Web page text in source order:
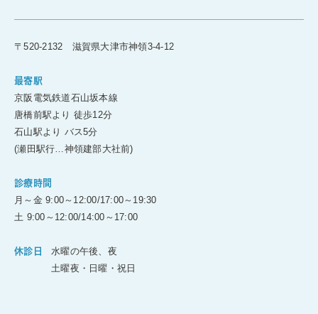
〒520-2132 滋賀県大津市神領3-4-12
最寄駅
京阪電気鉄道石山坂本線
唐橋前駅より 徒歩12分
石山駅より バス5分
(瀬田駅行…神領建部大社前)
診療時間
月～金 9:00～12:00/17:00～19:30
土 9:00～12:00/14:00～17:00
休診日
水曜の午後、夜
土曜夜・日曜・祝日